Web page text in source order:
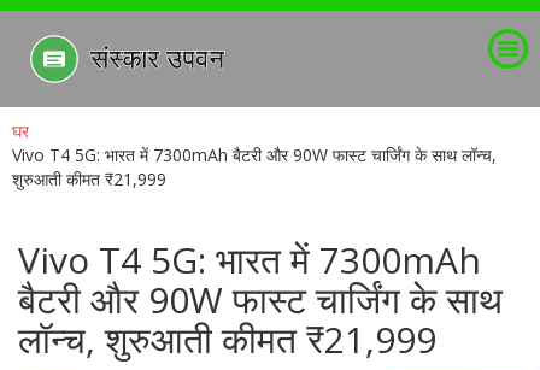
घर
Vivo T4 5G: भारत में 7300mAh बैटरी और 90W फास्ट चार्जिंग के साथ लॉन्च,
शुरुआती कीमत ₹21,999
Vivo T4 5G: भारत में 7300mAh
बैटरी और 90W फास्ट चार्जिंग के साथ
लॉन्च, शुरुआती कीमत ₹21,999